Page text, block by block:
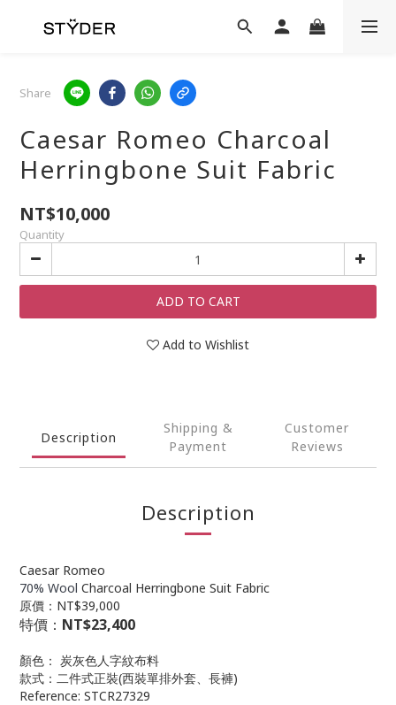
Share
Caesar Romeo Charcoal
Herringbone Suit Fabric
NT$10,000
Quantity
ADD TO CART
Add to Wishlist
Description
Shipping &
Payment
Customer
Reviews
Description
Caesar Romeo
70% Wool Charcoal Herringbone Suit Fabric
原價：NT$39,000
特價： NT$23,400
顏色： 炭灰色人字紋布料
款式：二件式正裝(西裝單排外套、長褲)
Reference: STCR27329